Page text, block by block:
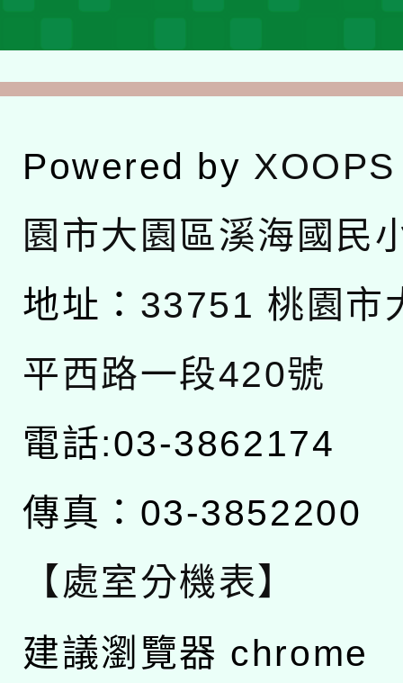
Powered by XOOPS
園市大園區溪海國民
地址： 33751 桃園市
平西路一段420號
電話:03-3862174
傳真：03-3852200
【處室分機表】
建議瀏覽器 chrome